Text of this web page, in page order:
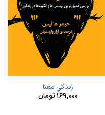
زندگیِ معنا
۱۶۹,۰۰۰تومان